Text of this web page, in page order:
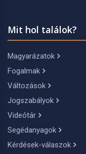
Mit hol találok?
Magyarázatok
Fogalmak
Változások
Jogszabályok
Videótár
Segédanyagok
Kérdések-válaszok